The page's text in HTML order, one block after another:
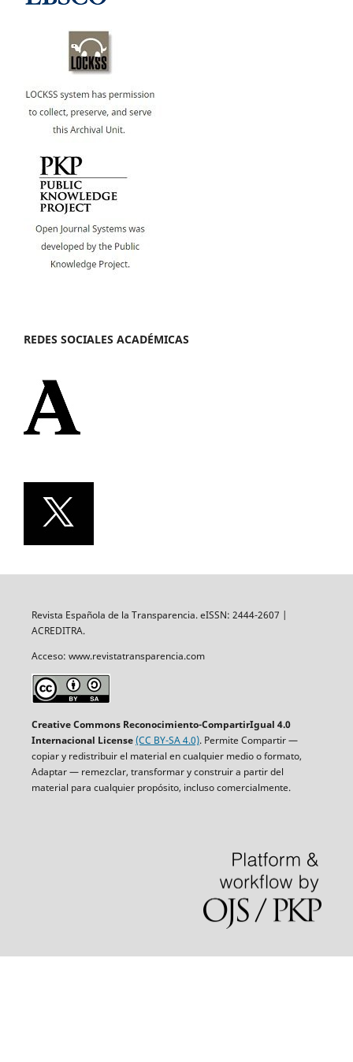
REDES SOCIALES ACADÉMICAS
Revista Española de la Transparencia. eISSN: 2444-2607 |
ACREDITRA.
Acceso: www.revistatransparencia.com
Creative Commons Reconocimiento-CompartirIgual 4.0
Internacional License(CC BY-SA 4.0). Permite Compartir —
copiar y redistribuir el material en cualquier medio o formato,
Adaptar — remezclar, transformar y construir a partir del
material para cualquier propósito, incluso comercialmente.